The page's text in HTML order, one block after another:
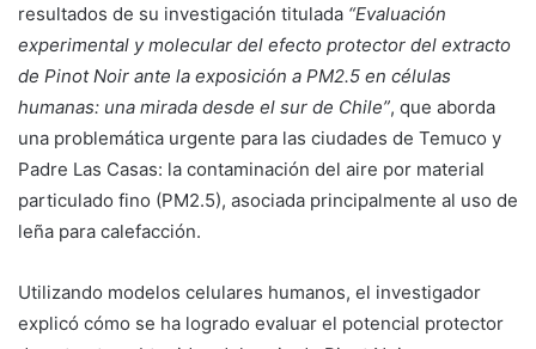
resultados de su investigación titulada “Evaluación
experimental y molecular del efecto protector del extracto
de Pinot Noir ante la exposición a PM2.5 en células
humanas: una mirada desde el sur de Chile”, que aborda
una problemática urgente para las ciudades de Temuco y
Padre Las Casas: la contaminación del aire por material
particulado fino (PM2.5), asociada principalmente al uso de
leña para calefacción.
Utilizando modelos celulares humanos, el investigador
explicó cómo se ha logrado evaluar el potencial protector